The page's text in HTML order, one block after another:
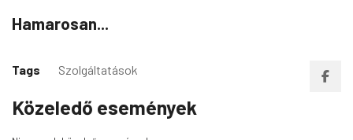
Hamarosan...
Tags Szolgáltatások
Közeledő események